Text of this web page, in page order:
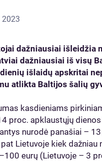
2023
dažniausiai išleidžia
dažniausiai iš visų
išlaidų apskritai
atlikta Baltijos šalių
kasdieniams
proc. apklaustųjų
nurodė panašiai –
Lietuvoje kiek
eurų (Lietuvoje – 3